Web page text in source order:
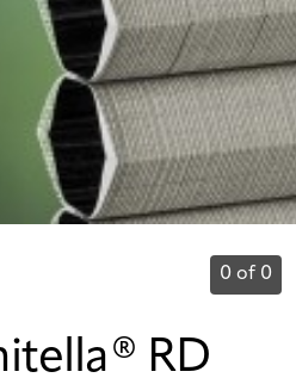
0 of 0
RD